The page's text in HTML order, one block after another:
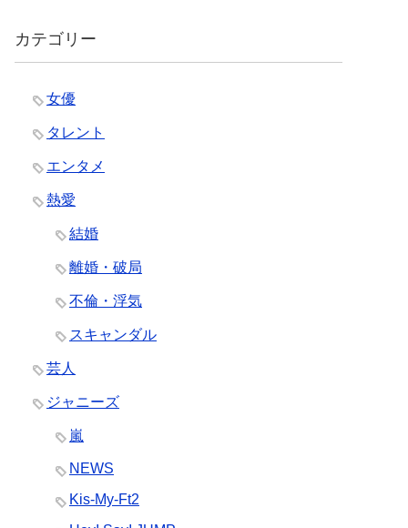
カテゴリー
女優
タレント
エンタメ
熱愛
結婚
離婚・破局
不倫・浮気
スキャンダル
芸人
ジャニーズ
嵐
NEWS
Kis-My-Ft2